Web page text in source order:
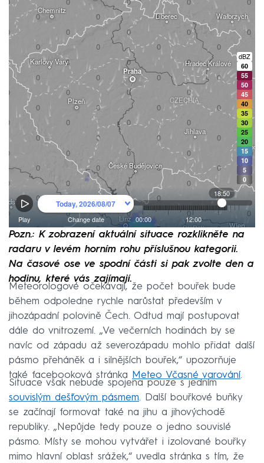
Pozn.: K zobrazení aktuální situace rozklikněte na
radaru v levém horním rohu příslušnou kategorii.
Na časové ose ve spodní části si pak zvolte den a
hodinu, které vás zajímají.
Meteorologové očekávají, že počet bouřek bude
během odpoledne rychle narůstat především v
jihozápadní polovině Čech. Odtud mají postupovat
dále do vnitrozemí. „Ve večerních hodinách by se
navíc od západu až severozápadu mohlo přidat další
pásmo přeháněk a i silnějších bouřek,“ upozorňuje
také facebooková stránka
Meteo Včasné varování.
Situace však nebude spojena pouze s jedním
souvislým dešťovým pásmem. Další bouřkové buňky
se začínají formovat také na jihu a jihovýchodě
republiky. „Nepůjde tedy pouze o jedno souvislé
pásmo. Místy se mohou vytvářet i izolované bouřky
mimo hlavní oblast srážek,“ uvedla stránka s tím, že